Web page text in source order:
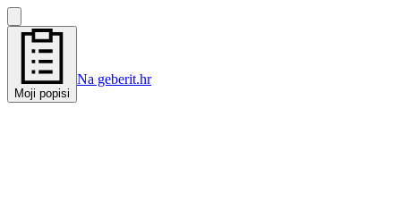
Moji popisi
Na geberit.hr